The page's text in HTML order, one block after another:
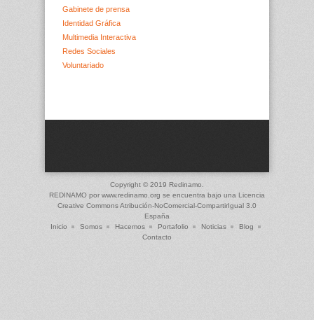
Gabinete de prensa
Identidad Gráfica
Multimedia Interactiva
Redes Sociales
Voluntariado
Copyright © 2019 Redinamo.
REDINAMO por www.redinamo.org se encuentra bajo una Licencia
Creative Commons Atribución-NoComercial-CompartirIgual 3.0
España
Inicio
Somos Hacemos Portafolio Noticias
Blog
Contacto